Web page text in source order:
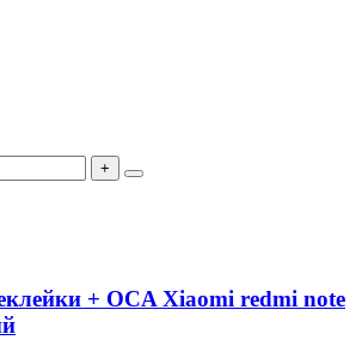
+
+ OCA Xiaomi redmi note